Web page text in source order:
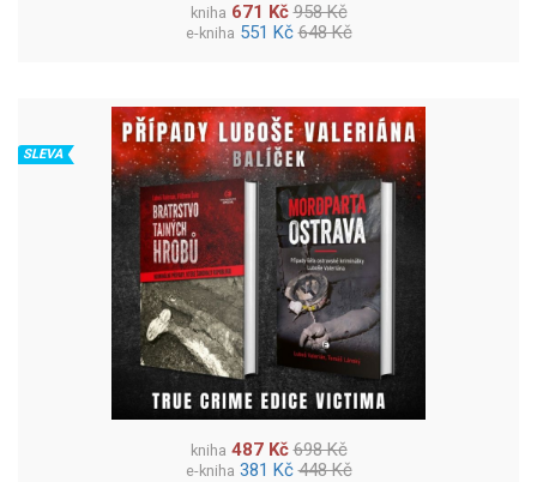
kniha 671 Kč 958 Kč
e-kniha 551 Kč 648 Kč
SLEVA
kniha 487 Kč 698 Kč
e-kniha 381 Kč 448 Kč